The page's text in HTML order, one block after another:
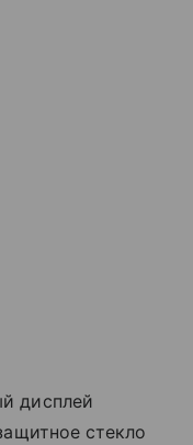
дисплей
стекло